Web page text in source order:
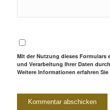
Mit der Nutzung dieses Formulars
und Verarbeitung Ihrer Daten
Weitere Informationen erfahren